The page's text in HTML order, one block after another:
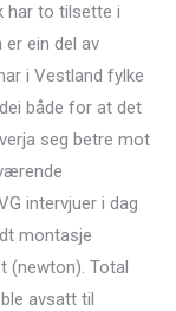
har to tilsette i
er ein del av
i Vestland fylke
både for at det
seg betre mot
intervjuer i dag
montasje
(newton). Total
avsatt til